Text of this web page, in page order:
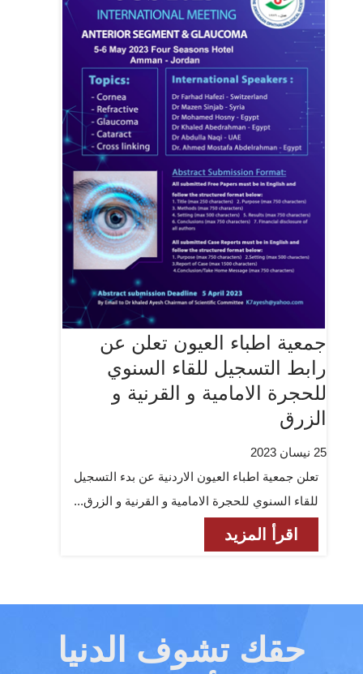
جمعية اطباء العيون تعلن عن
رابط التسجيل للقاء السنوي
للحجرة الامامية و القرنية و
الزرق
25 نيسان 2023
تعلن جمعية اطباء العيون الاردنية عن بدء التسجيل
للقاء السنوي للحجرة الامامية و القرنية و الزرق...
اقرأ المزيد
حقك تشوف الدنيا